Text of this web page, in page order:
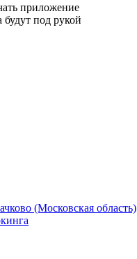
приложение
будут под рукой
(Московская область)